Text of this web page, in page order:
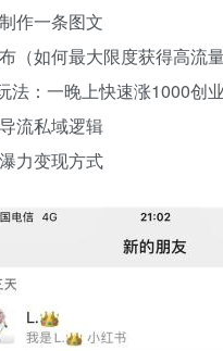
作一条图文
（如何最大限度获得高流量
法：一晚上快速涨1000创
流私域逻辑
力变现方式